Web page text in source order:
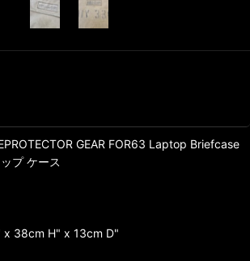
GEAR FOR63 Laptop Briefcase
プ ケース
38cm H" x 13cm D"